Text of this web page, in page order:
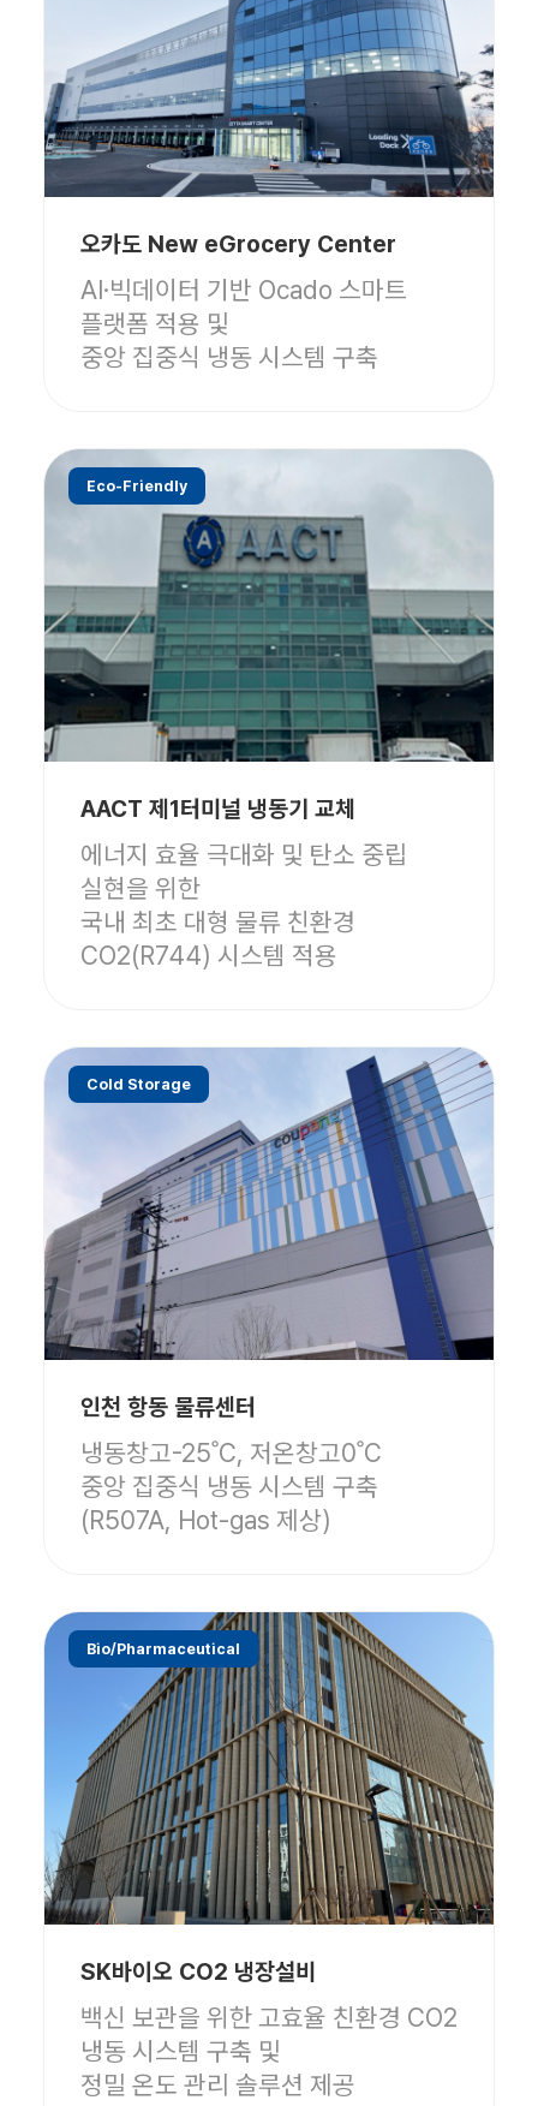
오카도 New eGrocery Center
AI·빅데이터 기반 Ocado 스마트
플랫폼 적용 및
중앙 집중식 냉동 시스템 구축
Eco-Friendly
AACT 제1터미널 냉동기 교체
에너지 효율 극대화 및 탄소 중립
실현을 위한
국내 최초 대형 물류 친환경
CO2(R744) 시스템 적용
Cold Storage
인천 항동 물류센터
냉동창고-25˚C, 저온창고0˚C
중앙 집중식 냉동 시스템 구축
(R507A, Hot-gas 제상)
Bio/Pharmaceutical
SK바이오 CO2 냉장설비
백신 보관을 위한 고효율 친환경 CO2
냉동 시스템 구축 및
정밀 온도 관리 솔루션 제공